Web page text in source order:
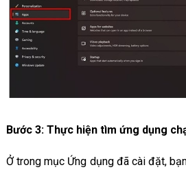
Bước 3: Thực hiện tìm ứng dụng
Ở trong mục Ứng dụng đã cài đặt,